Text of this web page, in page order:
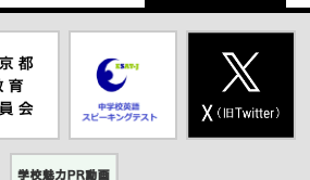
別ウイ
が開き
ピーキングテ
スト（別ウイ
ンドウが開き
（別ウインド
ウが開きま
す）
学校魅力PR